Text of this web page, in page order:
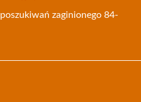
zaginionego 84-